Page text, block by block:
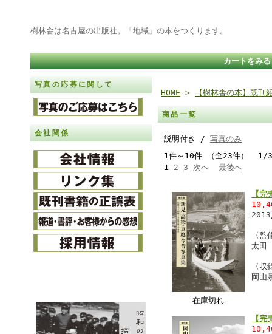
樹林舎は名古屋の出版社。「地域」の本をつくります。
カートをみる
写真の応募に関して
会社関係
HOME > 【樹林舎の本】既刊
商品一覧
説明付き / 写真のみ
1件～10件 （全23件） 1/3
1 2 3 次へ 最後へ
在庫切れ
【
〈監
太田
〈収
岡山
【